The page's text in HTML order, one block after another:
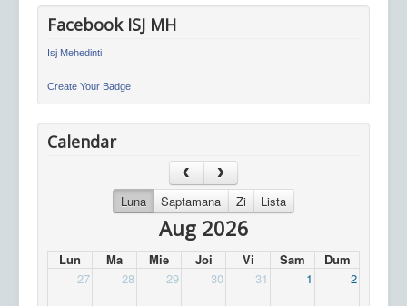
Facebook ISJ MH
Isj Mehedinti
Create Your Badge
Calendar
Luna Saptamana Zi Lista
Aug 2026
Lun Ma Mie Joi Vi Sam
Dum
27
28 29 30 31 1 2